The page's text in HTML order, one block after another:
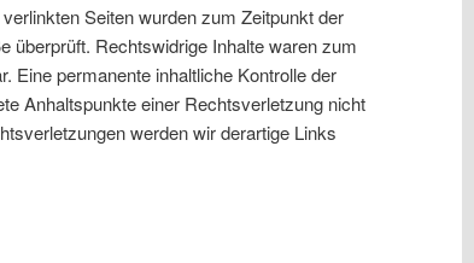
Seiten wurden zum Zeitpunkt der
überprüft. Rechtswidrige Inhalte waren zum
Eine permanente inhaltliche Kontrolle der
Anhaltspunkte einer Rechtsverletzung nicht
werden wir derartige Links